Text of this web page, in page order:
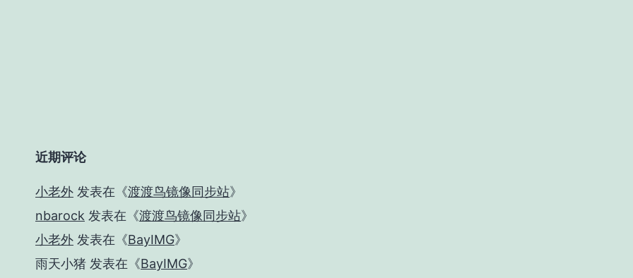
近期评论
小老外 发表在《渡渡鸟镜像同步站》
nbarock 发表在《渡渡鸟镜像同步站》
小老外 发表在《BayIMG》
雨天小猪 发表在《BayIMG》